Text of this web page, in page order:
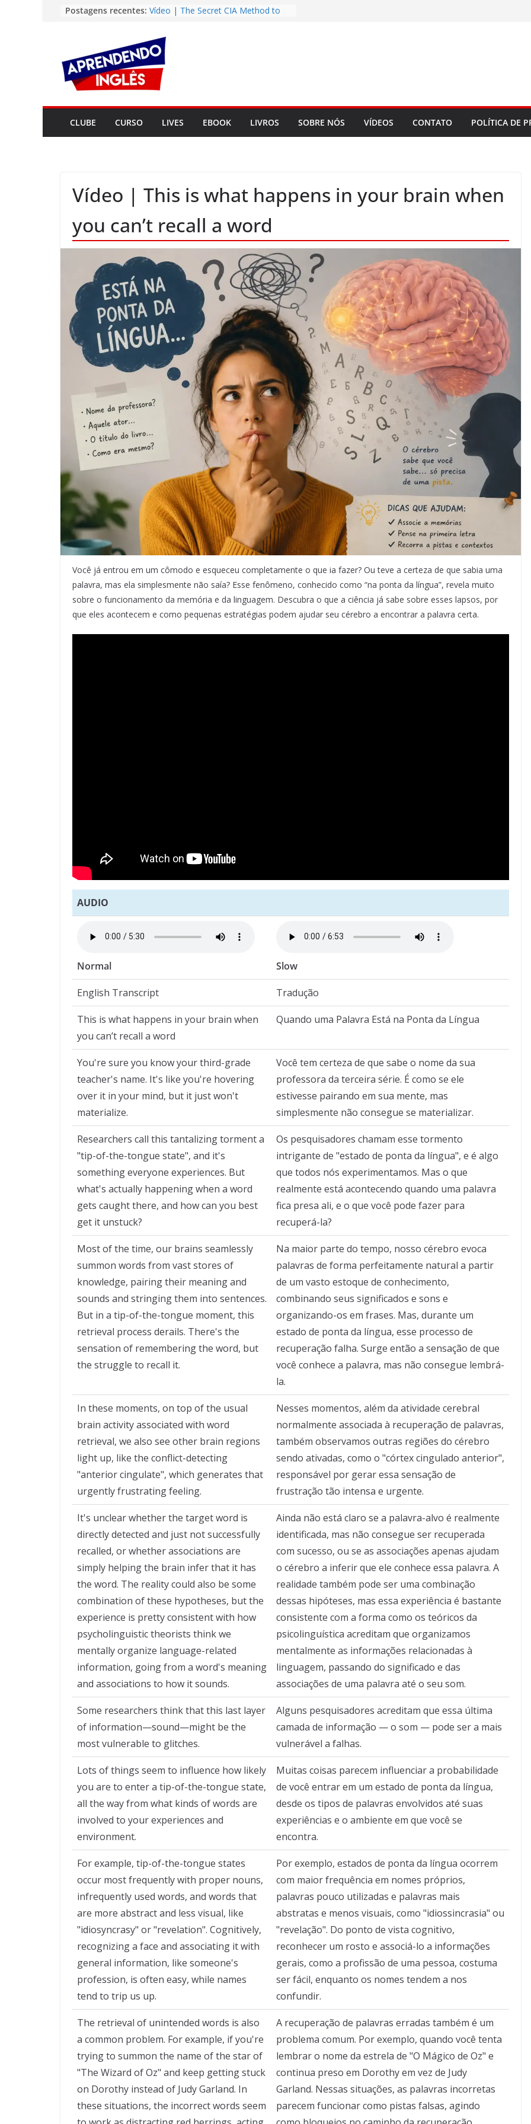
conteúdo
Postagens recentes: Vídeo | The Secret CIA Method to
Vídeo | How I m using NotebookLM
to power up my language learning
Vídeo | Do imaginary friends make
you smarter?
Story | Brasília: The City That Rose
from the Wilderness
Easy English Song | Somewhere
Over the Rainbow (Israel
Kamakawiwo’ole)
CLUBE CURSO LIVES EBOOK LIVROS SOBRE NÓS VÍDEOS CONTATO POLÍTICA DE
Vídeo | This is what happens in your brain when
you can’t recall a word
Você já entrou em um cômodo e esqueceu completamente o que ia fazer? Ou teve a certeza de que sabia uma
palavra, mas ela simplesmente não saía? Esse fenômeno, conhecido como “na ponta da língua”, revela muito
sobre o funcionamento da memória e da linguagem. Descubra o que a ciência já sabe sobre esses lapsos, por
que eles acontecem e como pequenas estratégias podem ajudar seu cérebro a encontrar a palavra certa.
AUDIO
Normal Slow
English Transcript Tradução
This is what happens in your brain when
you can’t recall a word
Quando uma Palavra Está na Ponta da Língua
You're sure you know your third-grade
teacher's name. It's like you're hovering
over it in your mind, but it just won't
materialize.
Você tem certeza de que sabe o nome da sua
professora da terceira série. É como se ele
estivesse pairando em sua mente, mas
simplesmente não consegue se materializar.
Researchers call this tantalizing torment a
"tip-of-the-tongue state", and it's
something everyone experiences. But
what's actually happening when a word
gets caught there, and how can you best
get it unstuck?
Os pesquisadores chamam esse tormento
intrigante de "estado de ponta da língua", e é algo
que todos nós experimentamos. Mas o que
realmente está acontecendo quando uma palavra
fica presa ali, e o que você pode fazer para
recuperá-la?
Most of the time, our brains seamlessly
summon words from vast stores of
knowledge, pairing their meaning and
sounds and stringing them into sentences.
But in a tip-of-the-tongue moment, this
retrieval process derails. There's the
sensation of remembering the word, but
the struggle to recall it.
Na maior parte do tempo, nosso cérebro evoca
palavras de forma perfeitamente natural a partir
de um vasto estoque de conhecimento,
combinando seus significados e sons e
organizando-os em frases. Mas, durante um
estado de ponta da língua, esse processo de
recuperação falha. Surge então a sensação de que
você conhece a palavra, mas não consegue lembrá-
la.
In these moments, on top of the usual
brain activity associated with word
retrieval, we also see other brain regions
light up, like the conflict-detecting
"anterior cingulate", which generates that
urgently frustrating feeling.
Nesses momentos, além da atividade cerebral
normalmente associada à recuperação de palavras,
também observamos outras regiões do cérebro
sendo ativadas, como o "córtex cingulado anterior",
responsável por gerar essa sensação de
frustração tão intensa e urgente.
It's unclear whether the target word is
directly detected and just not successfully
recalled, or whether associations are
simply helping the brain infer that it has
the word. The reality could also be some
combination of these hypotheses, but the
experience is pretty consistent with how
psycholinguistic theorists think we
mentally organize language-related
information, going from a word's meaning
and associations to how it sounds.
Ainda não está claro se a palavra-alvo é realmente
identificada, mas não consegue ser recuperada
com sucesso, ou se as associações apenas ajudam
o cérebro a inferir que ele conhece essa palavra. A
realidade também pode ser uma combinação
dessas hipóteses, mas essa experiência é bastante
consistente com a forma como os teóricos da
psicolinguística acreditam que organizamos
mentalmente as informações relacionadas à
linguagem, passando do significado e das
associações de uma palavra até o seu som.
Some researchers think that this last layer
of information—sound—might be the
most vulnerable to glitches.
Alguns pesquisadores acreditam que essa última
camada de informação — o som — pode ser a mais
vulnerável a falhas.
Lots of things seem to influence how likely
you are to enter a tip-of-the-tongue state,
all the way from what kinds of words are
involved to your experiences and
environment.
Muitas coisas parecem influenciar a probabilidade
de você entrar em um estado de ponta da língua,
desde os tipos de palavras envolvidos até suas
experiências e o ambiente em que você se
encontra.
For example, tip-of-the-tongue states
occur most frequently with proper nouns,
infrequently used words, and words that
are more abstract and less visual, like
"idiosyncrasy" or "revelation". Cognitively,
recognizing a face and associating it with
general information, like someone's
profession, is often easy, while names
tend to trip us up.
Por exemplo, estados de ponta da língua ocorrem
com maior frequência em nomes próprios,
palavras pouco utilizadas e palavras mais
abstratas e menos visuais, como "idiossincrasia" ou
"revelação". Do ponto de vista cognitivo,
reconhecer um rosto e associá-lo a informações
gerais, como a profissão de uma pessoa, costuma
ser fácil, enquanto os nomes tendem a nos
confundir.
The retrieval of unintended words is also
a common problem. For example, if you're
trying to summon the name of the star of
"The Wizard of Oz" and keep getting stuck
on Dorothy instead of Judy Garland. In
these situations, the incorrect words seem
A recuperação de palavras erradas também é um
problema comum. Por exemplo, quando você tenta
lembrar o nome da estrela de "O Mágico de Oz" e
continua preso em Dorothy em vez de Judy
Garland. Nessas situações, as palavras incorretas
parecem funcionar como pistas falsas, agindo